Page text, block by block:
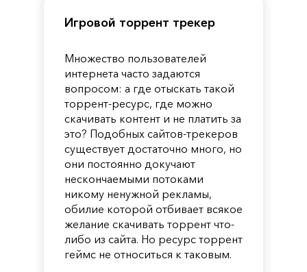
Игровой торрент трекер
Множество пользователей
интернета часто задаются
вопросом: а где отыскать такой
торрент-ресурс, где можно
скачивать контент и не платить за
это? Подобных сайтов-трекеров
существует достаточно много, но
они постоянно докучают
нескончаемыми потоками
никому ненужной рекламы,
обилие которой отбивает всякое
желание скачивать торрент что-
либо из сайта. Но ресурс торрент
геймс не относиться к таковым.